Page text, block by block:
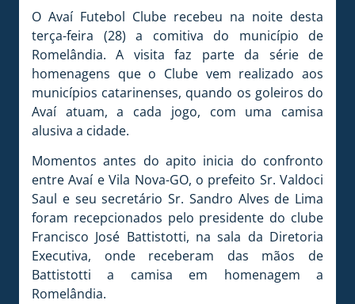
O Avaí Futebol Clube recebeu na noite desta
terça-feira (28) a comitiva do município de
Romelândia. A visita faz parte da série de
homenagens que o Clube vem realizado aos
municípios catarinenses, quando os goleiros do
Avaí atuam, a cada jogo, com uma camisa
alusiva a cidade.
Momentos antes do apito inicia do confronto
entre Avaí e Vila Nova-GO, o prefeito Sr. Valdoci
Saul e seu secretário Sr. Sandro Alves de Lima
foram recepcionados pelo presidente do clube
Francisco José Battistotti, na sala da Diretoria
Executiva, onde receberam das mãos de
Battistotti a camisa em homenagem a
Romelândia.